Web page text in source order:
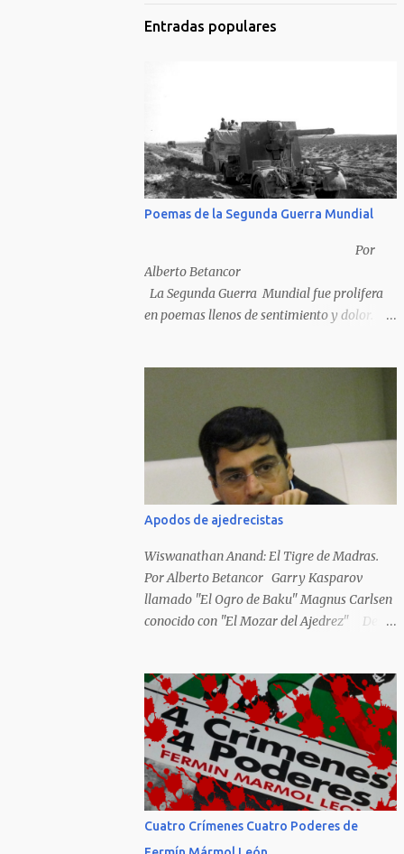
Entradas populares
Poemas de la Segunda Guerra Mundial
Por
Alberto Betancor
La Segunda Guerra Mundial fue prolifera
en poemas llenos de sentimiento y dolor.
en muchos casos destruidos por las llamas
del fuego como sucedió con los generales y
poetas japoneses Masaharu Homma y
Hideky Tojo. Mejor suerte no corrieron los
poetas alemanes, italianos o los franceses
que acariciaron la causa nacional socialista,
sus nombres con sus escritos de...
Apodos de ajedrecistas
Wiswanathan Anand: El Tigre de Madras.
Por Alberto Betancor Garry Kasparov
llamado "El Ogro de Baku" Magnus Carlsen
conocido con "El Mozar del Ajedrez" Desde
colocar apodos, motes, alias,sobrenombres,
seudónimos, apelativos y remoquetes. El
juego ciencia no escapa de esto y hemos
tenido una serie de apodos para las estrellas
del ajedrez, en algunos casos muy
originales. Aquí les dejo una breve lista con
algunos de los nombres de los más
Cuatro Crímenes Cuatro Poderes de